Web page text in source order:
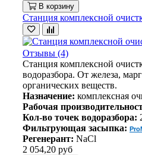
В корзину
Станция комплексной
Отзывы (4)
Станция комплексной
водоразбора. От железа,
органических веществ.
Назначение: комплексная
Рабочая
Кол-во точек водоразбора:
Фильтрующая засыпка:
Регенерант: NaCl
2 054,20 руб